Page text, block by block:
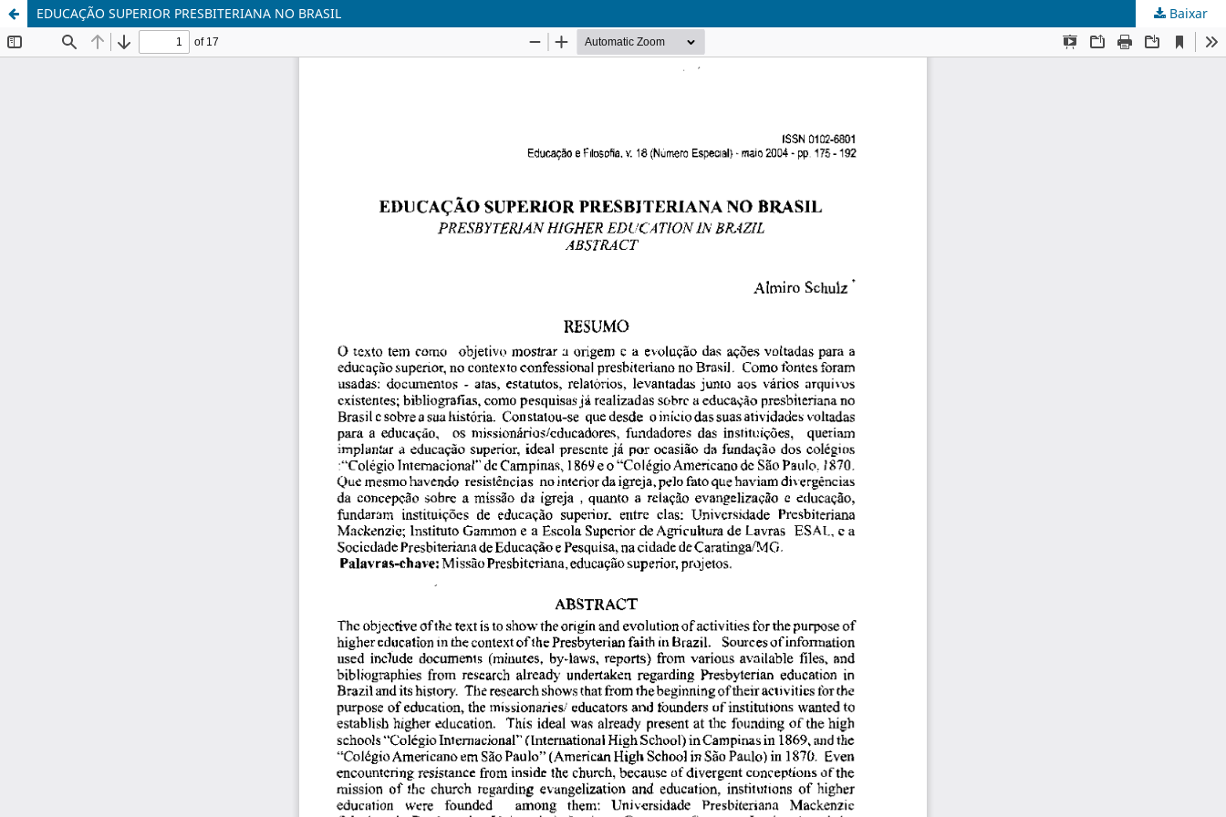
EDUCAÇÃO SUPERIOR PRESBITERIANA NO BRASIL Baixar